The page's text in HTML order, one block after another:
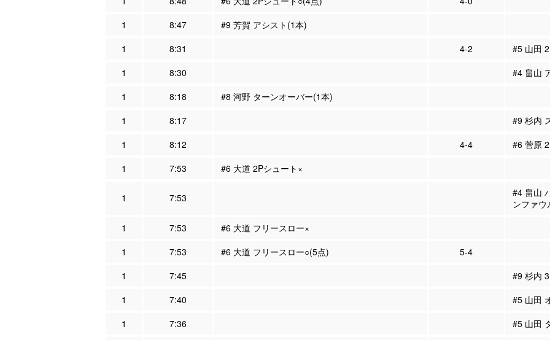
1
8:47
#9 芳賀 アシスト(1本)
1
8:31 4-2
#5 山田
1
8:30
#4 畠山
1
8:18
#8 河野 ターンオーバー(1本)
1
8:17
#9 杉内
1
8:12 4-4
#6 菅原
1
7:53 #6 大道 2Pシュート×
1 7:53
#4 畠山
ンファウ
1
7:53
#6 大道 フリースロー×
1
7:53 #6 大道 フリースロー○(5点)
5-4
1
7:45
#9 杉内
1
7:40
#5 山田
1
7:36
#5 山田